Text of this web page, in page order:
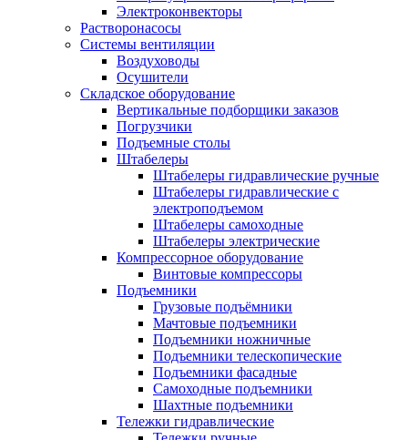
Электроконвекторы
Растворонасосы
Системы вентиляции
Воздуховоды
Осушители
Складское оборудование
Вертикальные подборщики заказов
Погрузчики
Подъемные столы
Штабелеры
Штабелеры гидравлические ручные
Штабелеры гидравлические с
электроподъемом
Штабелеры самоходные
Штабелеры электрические
Компрессорное оборудование
Винтовые компрессоры
Подъемники
Грузовые подъёмники
Мачтовые подъемники
Подъемники ножничные
Подъемники телескопические
Подъемники фасадные
Самоходные подъемники
Шахтные подъемники
Тележки гидравлические